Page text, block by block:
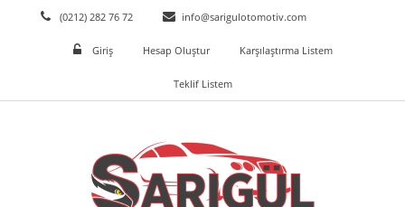
(0212) 282 76 72 info@sarigulotomotiv.com
Giriş Hesap Oluştur Karşılaştırma Listem
Teklif Listem